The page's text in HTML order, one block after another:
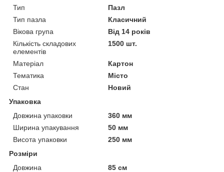
Тип
Пазл
Тип пазла
Класичний
Вікова група
Від 14 років
Кількість складових
елементів
1500 шт.
Матеріал
Картон
Тематика
Місто
Стан
Новий
Упаковка
Довжина упаковки
360 мм
Ширина упакування
50 мм
Висота упаковки
250 мм
Розміри
Довжина
85 см